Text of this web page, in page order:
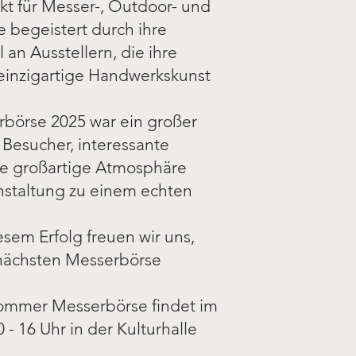
für Messer-, Outdoor- und
begeistert durch ihre
an Ausstellern, die ihre
Handwerkskunst
2025 war ein großer
interessante
großartige Atmosphäre
zu einem echten
Erfolg freuen wir uns,
Messerbörse
Messerbörse findet im
- 16 Uhr in der Kulturhalle